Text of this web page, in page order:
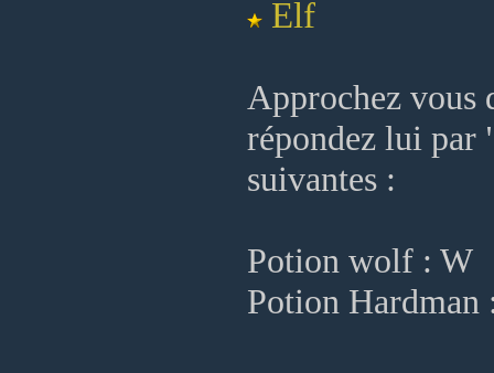
Elf
Approchez vous
répondez lui par
suivantes :
Potion wolf : W
Potion Hardman